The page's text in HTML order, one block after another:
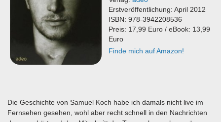
Erstveröffentlichung: April 2012
ISBN: 978-3942208536
Preis: 17,99 Euro / eBook: 13,99
Euro
Finde mich auf Amazon!
Die Geschichte von Samuel Koch habe ich damals nicht live im
Fernsehen gesehen, wohl aber recht schnell in den Nachrichten